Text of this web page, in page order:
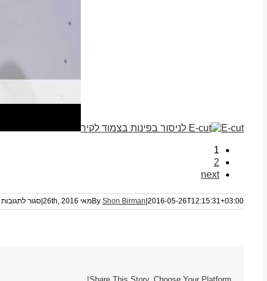
E-cut לניסור בפינות בצמוד לקיר
1
2
next
By Shon Birman 2016-05-26T12:15:31+03:00 מאי 26th, 2016 סגור לתגובות